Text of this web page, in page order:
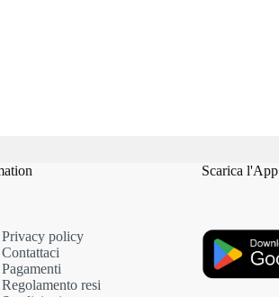
Privacy policy
Contattaci
Pagamenti
Regolamento resi
Scarica l'App